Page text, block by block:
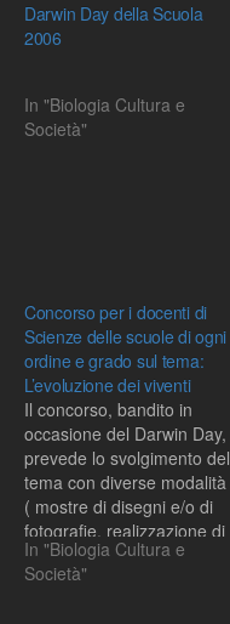
Darwin Day della Scuola
2006
In "Biologia Cultura e
Società"
Concorso per i docenti di
Scienze delle scuole di ogni
ordine e grado sul tema:
L’evoluzione dei viventi
Il concorso, bandito in
occasione del Darwin Day,
prevede lo svolgimento del
tema con diverse modalità
( mostre di disegni e/o di
fotografie, realizzazione di
CD, perfomance teatrali o
di altre forme creative,
In "Biologia Cultura e
Società"